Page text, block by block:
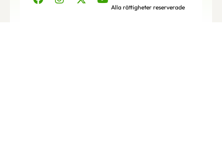
Alla rättigheter reserverade